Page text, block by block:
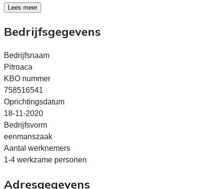
Lees meer
Bedrijfsgegevens
Bedrijfsnaam
Pitroaca
KBO nummer
758516541
Oprichtingsdatum
18-11-2020
Bedrijfsvorm
eenmanszaak
Aantal werknemers
1-4 werkzame personen
Adresgegevens